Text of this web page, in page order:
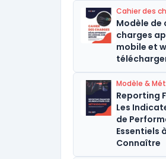
Cahier des
Modèle de
charges
mobile et
Modèle &
Reporting
Les
de
Essentiels à
Connaître